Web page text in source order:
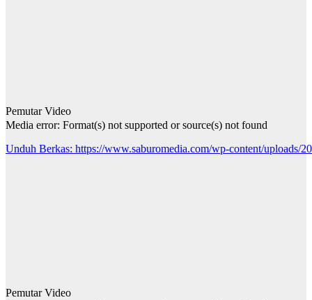
Media error: Format(s) not supported or source(s) not found
Unduh Berkas: https://www.saburomedia.com/wp-content/uploads/
Pemutar Video
Pemutar Video